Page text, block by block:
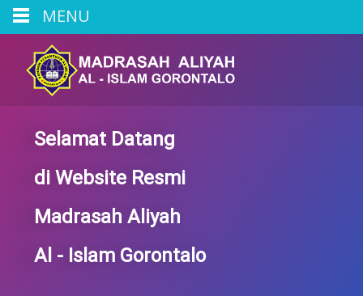
Selamat Datang
di Website Resmi
Madrasah Aliyah
Al - Islam Gorontalo
MENU